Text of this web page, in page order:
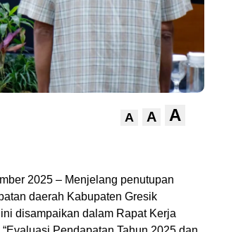
A A A
2025 – Menjelang penutupan
daerah Kabupaten Gresik
disampaikan dalam Rapat Kerja